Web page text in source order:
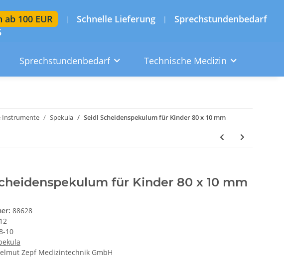
100 EUR | Schnelle Lieferung | Sprechstundenbedarf
Sprechstundenbedarf Technische Medizin
Instrumente Spekula Seidl Scheidenspekulum für Kinder 80 x 10 mm
für Kinder 80 x 10 mm
88628
10
Zepf Medizintechnik GmbH